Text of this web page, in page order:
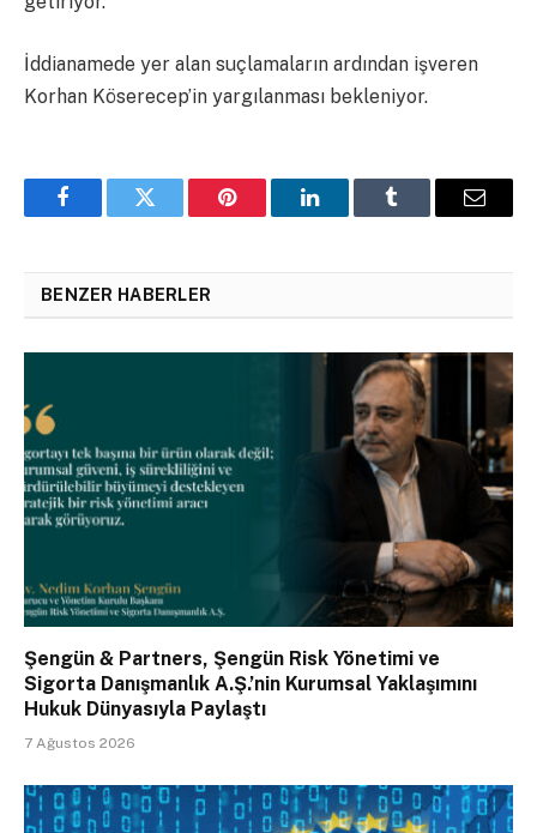
İddianamede yer alan suçlamaların ardından işveren
Korhan Köserecep’in yargılanması bekleniyor.
FacebookTwitter Pinterest LinkedInTumblr Email
BENZER HABERLER
Şengün & Partners, Şengün Risk Yönetimi ve
Sigorta Danışmanlık A.Ş.’nin Kurumsal Yaklaşımını
Hukuk Dünyasıyla Paylaştı
7 Ağustos 2026